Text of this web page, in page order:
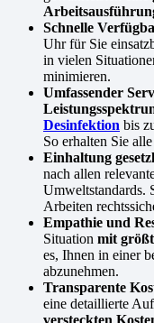
Schnelle
Uhr für Sie
in vielen
minimieren.
Umfassender
Desinfektion bis
So erhalten Sie
Einhaltung
nach allen
Umweltstandards.
Arbeiten
Empathie und
Situation mit
es, Ihnen in einer
abzunehmen.
Transparente
eine detaillierte
versteckten